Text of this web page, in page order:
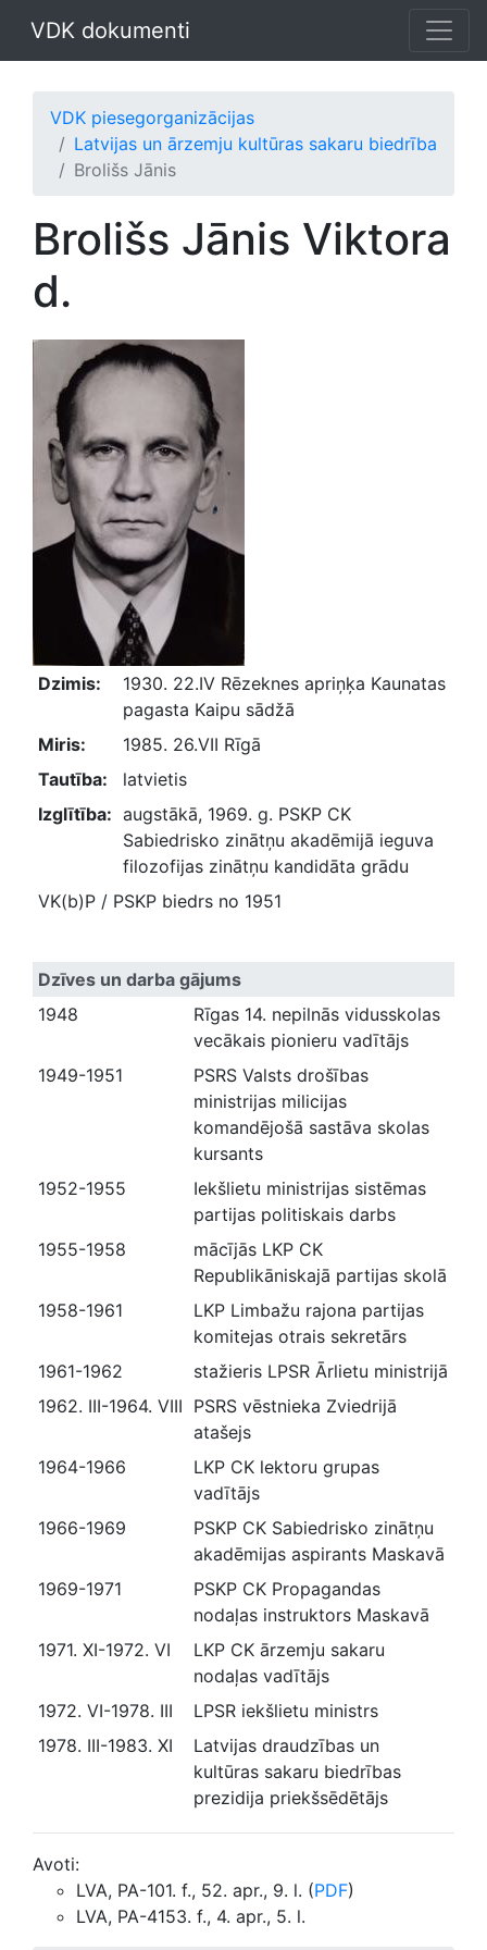
VDK dokumenti
VDK piesegorganizācijas
Latvijas un ārzemju kultūras sakaru biedrība
Brolišs Jānis
Brolišs Jānis Viktora
d.
Dzimis:
1930. 22.IV Rēzeknes apriņķa Kaunatas
pagasta Kaipu sādžā
Miris:
1985. 26.VII Rīgā
Tautība:
latvietis
Izglītība: augstākā, 1969. g. PSKP CK
Sabiedrisko zinātņu akadēmijā ieguva
filozofijas zinātņu kandidāta grādu
VK(b)P / PSKP biedrs no 1951
Dzīves un darba gājums
1948
Rīgas 14. nepilnās vidusskolas
vecākais pionieru vadītājs
1949-1951
PSRS Valsts drošības
ministrijas milicijas
komandējošā sastāva skolas
kursants
1952-1955
Iekšlietu ministrijas sistēmas
partijas politiskais darbs
1955-1958
mācījās LKP CK
Republikāniskajā partijas skolā
1958-1961
LKP Limbažu rajona partijas
komitejas otrais sekretārs
1961-1962
stažieris LPSR Ārlietu ministrijā
1962. III-1964. VIII PSRS vēstnieka Zviedrijā
atašejs
1964-1966
LKP CK lektoru grupas
vadītājs
1966-1969
PSKP CK Sabiedrisko zinātņu
akadēmijas aspirants Maskavā
1969-1971
PSKP CK Propagandas
nodaļas instruktors Maskavā
1971. XI-1972. VI
LKP CK ārzemju sakaru
nodaļas vadītājs
1972. VI-1978. III
LPSR iekšlietu ministrs
1978. III-1983. XI
Latvijas draudzības un
kultūras sakaru biedrības
prezidija priekšsēdētājs
Avoti:
LVA, PA-101. f., 52. apr., 9. l. (PDF)
LVA, PA-4153. f., 4. apr., 5. l.